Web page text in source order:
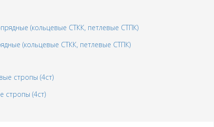
(кольцевые СТКК, петлевые СТПК)
стропы (4ст)